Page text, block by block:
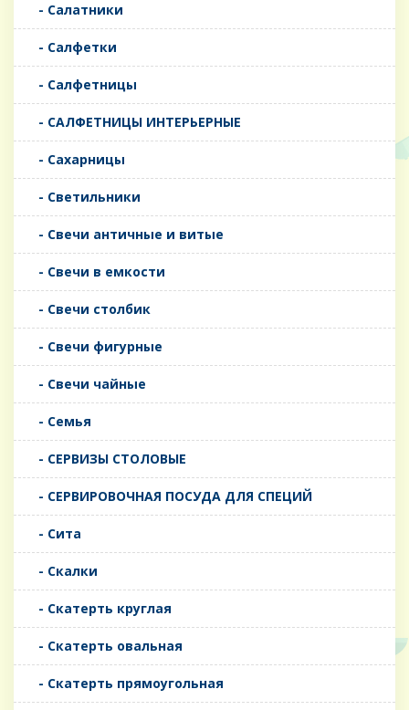
- Салатники
- Салфетки
- Салфетницы
- САЛФЕТНИЦЫ ИНТЕРЬЕРНЫЕ
- Сахарницы
- Светильники
- Свечи античные и витые
- Свечи в емкости
- Свечи столбик
- Свечи фигурные
- Свечи чайные
- Семья
- СЕРВИЗЫ СТОЛОВЫЕ
- СЕРВИРОВОЧНАЯ ПОСУДА ДЛЯ СПЕЦИЙ
- Сита
- Скалки
- Скатерть круглая
- Скатерть овальная
- Скатерть прямоугольная